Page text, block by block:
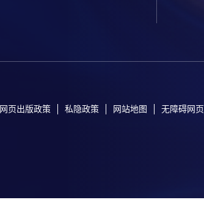
网页出版政策 私隐政策 网站地图 无障碍网页